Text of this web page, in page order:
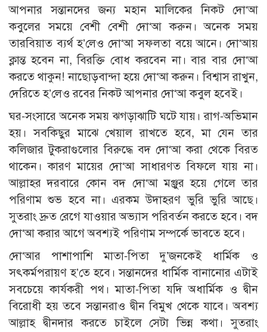
আপনার সন্তানদের জন্য মহান মালিকের নিকট দো‘আ
কবুলের সময়ে বেশী বেশী দো‘আ করুন। অনেক সময়
তারবিয়াত ব্যর্থ হ’লেও দো‘আ সফলতা বয়ে আনে। দো‘আয়
ক্লান্ত হবেন না, বিরক্তি বোধ করবেন না। বার বার দো‘আ
করতে থাকুন! নাছোড়বান্দা হয়ে দো‘আ করুন। বিশ্বাস রাখুন,
দেরিতে হ’লেও রবের নিকট আপনার দো‘আ কবুল হবেই।
ঘর-সংসারে অনেক সময় ঝগড়াঝাটি ঘটে যায়। রাগ-অভিমান
হয়। সবকিছুর মাঝে খেয়াল রাখতে হবে, মা যেন তার
কলিজার টুকরাগুলোর বিরুদ্ধে বদ দো‘আ করা থেকে বিরত
থাকেন। কারণ মায়ের দো‘আ সাধারণত বিফলে যায় না।
আল্লাহর দরবারে কোন বদ দো‘আ মঞ্জুর হয়ে গেলে তার
পরিণাম শুভ হবে না। এরকম উদাহরণ ভুরি ভুরি আছে।
সুতরাং দ্রুত রেগে যাওয়ার অভ্যাস পরিবর্তন করতে হবে। বদ
দো‘আ করার আগে অবশ্যই পরিণাম সম্পর্কে ভাবতে হবে।
দো‘আর পাশাপাশি মাতা-পিতা দু’জনকেই ধার্মিক ও
সৎকর্মপরায়ণ হ’তে হবে। সন্তানদের ধার্মিক বানানোর এটাই
সবচেয়ে কার্যকরী পথ। মাতা-পিতা যদি অধার্মিক ও দ্বীন
বিরোধী হয় তবে সন্তানরাও দ্বীন বিমুখ থেকে যাবে। অবশ্য
আল্লাহ দ্বীনদার করতে চাইলে সেটা ভিন্ন কথা। সুতরাং